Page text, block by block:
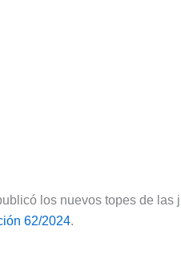
los nuevos topes de las
62/2024.